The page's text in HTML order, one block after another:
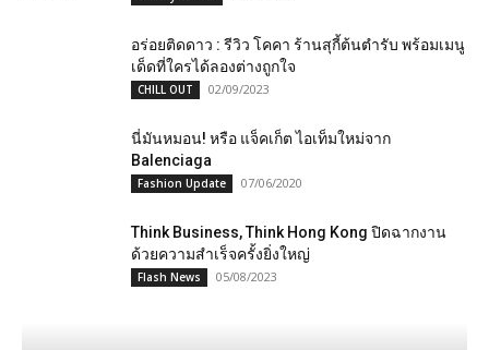
อร่อยติดดาว : รีวิว โคคา ร้านสุกี้ต้นตำรับ พร้อมเมนู
เด็ดที่ใครได้ลองต่างถูกใจ
CHILL OUT 02/09/2023
นี่มันหมอน! หรือ​ แจ็คเก็ต​ ไอเท็ม​ใหม่​จาก​ ​​
Balenciaga ​
Fashion Update 07/06/2020
Think Business, Think Hong Kong ปิดฉากงาน
ด้วยความสำเร็จครั้งยิ่งใหญ่
Flash News 05/08/2023